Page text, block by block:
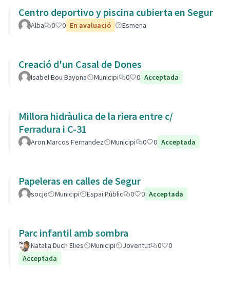
Centro deportivo y piscina cubierta en Segur
Alba 0 0 En avaluació Esmena
Creació d'un Casal de Dones
Isabel Bou Bayona Municipi 0 0 Acceptada
Millora hidràulica de la riera entre c/
Ferradura i C-31
Aron Marcos Fernandez Municipi 0 0 Acceptada
Papeleras en calles de Segur
socjo Municipi Espai Públic 0 0 Acceptada
Parc infantil amb sombra
Natalia Duch Elies Municipi Joventut 0
0
Acceptada